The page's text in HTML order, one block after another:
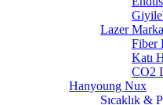
Lazer
Fiber
Katı
CO2
Hanyoung Nux
Sıcaklık &